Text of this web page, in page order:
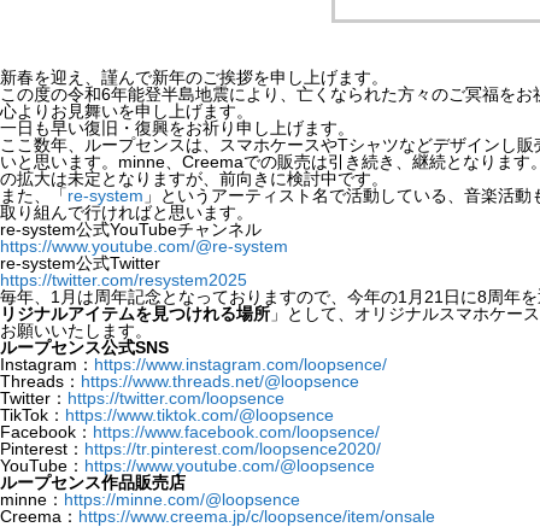
新春を迎え、謹んで新年のご挨拶を申し上げます。
この度の令和6年能登半島地震により、亡くなられた方々のご冥福を
心よりお見舞いを申し上げます。
一日も早い復旧・復興をお祈り申し上げます。
ここ数年、ループセンスは、スマホケースやTシャツなどデザインし
いと思います。minne、Creemaでの販売は引き続き、継続となりま
の拡大は未定となりますが、前向きに検討中です。
また、「re-system 」というアーティスト名で活動している、音楽活
取り組んで行ければと思います。
re-system公式YouTubeチャンネル
https://www.youtube.com/@re-system
re-system公式Twitter
https://twitter.com/resystem2025
毎年、1月は周年記念となっておりますので、今年の1月21日に8周年
リジナルアイテムを見つけれる場所 」として、オリジナルスマホケー
お願いいたします。
ループセンス公式SNS
Instagram： https://www.instagram.com/loopsence/
Threads： https://www.threads.net/@loopsence
Twitter： https://twitter.com/loopsence
TikTok： https://www.tiktok.com/@loopsence
Facebook： https://www.facebook.com/loopsence/
Pinterest： https://tr.pinterest.com/loopsence2020/
YouTube： https://www.youtube.com/@loopsence
ループセンス作品販売店
minne： https://minne.com/@loopsence
Creema： https://www.creema.jp/c/loopsence/item/onsale